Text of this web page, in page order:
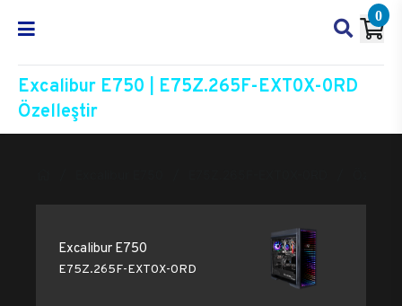
0
Excalibur E750 | E75Z.265F-EXT0X-0RD
Özelleştir
Excalibur E750
E75Z.265F-EXT0X-0RD